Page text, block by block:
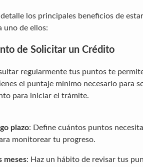
los principales beneficios de
uno de ellos:
de Solicitar un Crédito
regularmente tus puntos te
el puntaje mínimo necesario para
para iniciar el trámite.
plazo: Define cuántos puntos
monitorear tu progreso.
meses: Haz un hábito de revisar tus